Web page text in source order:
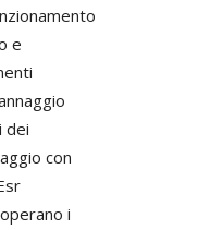
e
dei
con
i